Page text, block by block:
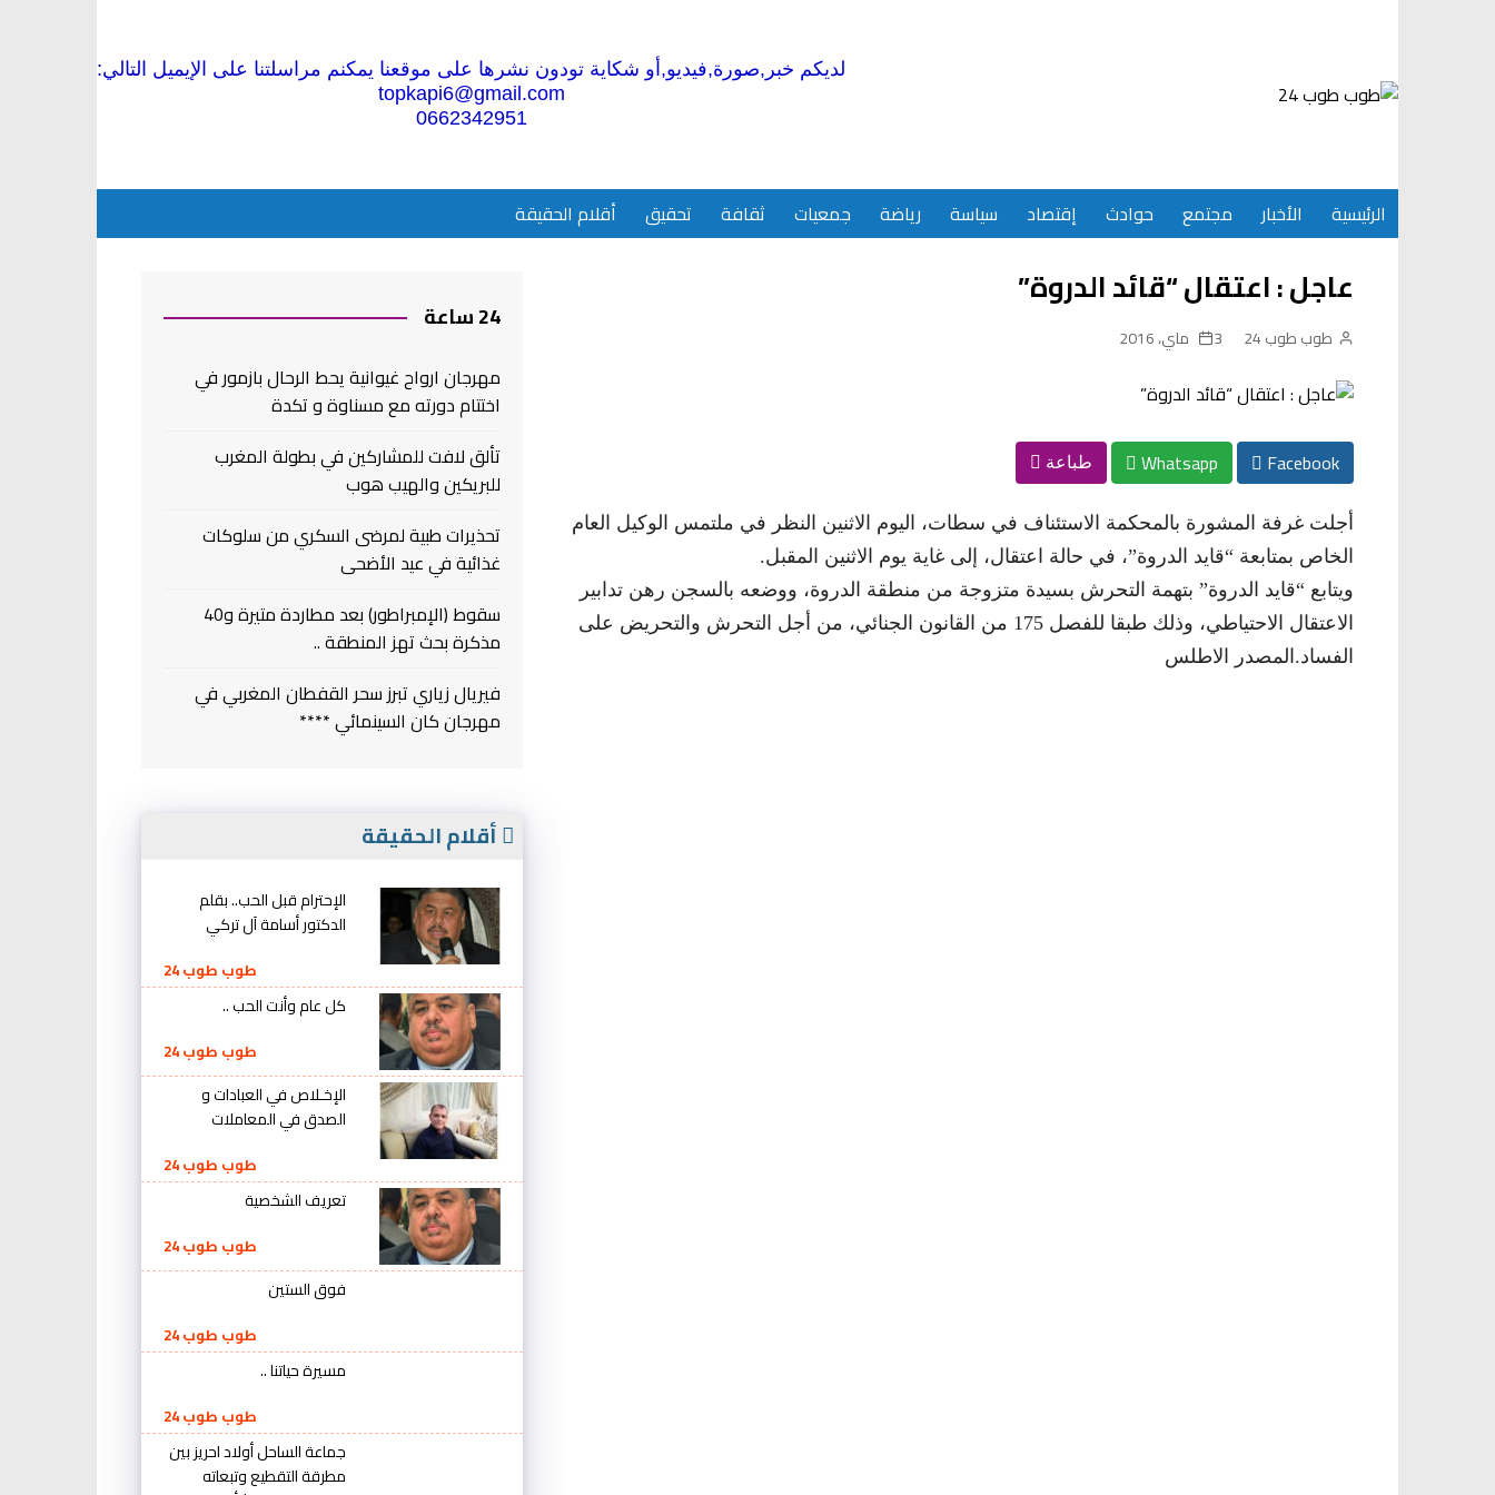
لديكم خبر,صورة,فيديو,أو شكاية تودون نشرها على موقعنا يمكنم مراسلتنا على الإيميل التالي:
topkapi6@gmail.com
0662342951
الرئيسية الأخبار مجتمع حوادث إقتصاد سياسة رياضة جمعيات ثقافة تحقيق أقلام الحقيقة
عاجل : اعتقال “قائد الدروة”
طوب طوب 24 3 ماي، 2016
Facebook
Whatsapp طباعة
أجلت غرفة المشورة بالمحكمة الاستئناف في سطات، اليوم الاثنين النظر في ملتمس الوكيل العام
الخاص بمتابعة “قايد الدروة”، في حالة اعتقال، إلى غاية يوم الاثنين المقبل.
ويتابع “قايد الدروة” بتهمة التحرش بسيدة متزوجة من منطقة الدروة، ووضعه بالسجن رهن تدابير
الاعتقال الاحتياطي، وذلك طبقا للفصل 175 من القانون الجنائي، من أجل التحرش والتحريض على
الفساد.المصدر الاطلس
24 ساعة
مهرجان ارواح غيوانية يحط الرحال بازمور في
اختتام دورته مع مسناوة و تكدة
تألق لافت للمشاركين في بطولة المغرب
للبريكين والهيب هوب
تحذيرات طبية لمرضى السكري من سلوكات
غذائية في عيد الأضحى
سقوط (الإمبراطور) بعد مطاردة متيرة و40
مذكرة بحث تهز المنطقة ..
فيريال زياري تبرز سحر القفطان المغربي في
مهرجان كان السينمائي ****
أقلام الحقيقة
الإحترام قبل الحب.. بقلم
الدكتور أسامة آل تركي
طوب طوب 24
كل عام وأنت الحب ..
طوب طوب 24
الإخـلاص في العبادات و
الصدق في المعاملات
طوب طوب 24
تعريف الشخصية
طوب طوب 24
فوق الستين
طوب طوب 24
مسيرة حياتنا ..
طوب طوب 24
جماعة الساحل أولاد احريز بين
مطرقة التقطيع وتبعاته